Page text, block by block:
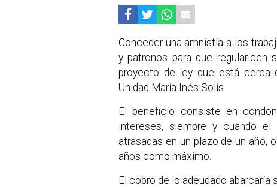
Conceder una amnistía a los
y patronos para que
proyecto de ley que está cerca
Unidad María Inés Solís.
El beneficio consiste en
intereses, siempre y cuando
atrasadas en un plazo de un año,
años como máximo.
El cobro de lo adeudado abarcaría